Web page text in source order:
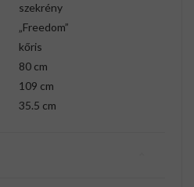
szekrény
„Freedom”
kőris
80 cm
109 cm
35.5 cm